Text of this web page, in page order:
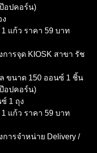
อปคอร์น)
แก้ว ราคา 59 บาท
ารจุด KIOSK สาขา รัช
ขนาด 150 ออนซ์ 1 ชิ้น
อปคอร์น)
1 ถุง
แก้ว ราคา 59 บาท
ารจำหน่าย Delivery /